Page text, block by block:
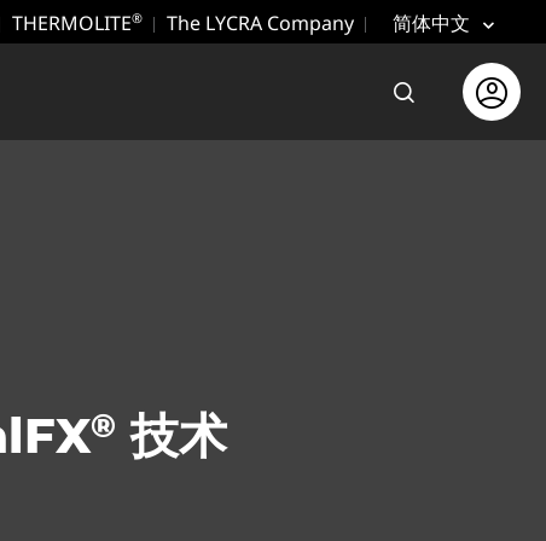
THERMOLITE® The LYCRA Company 简体中文
打开搜索Open
® 技术